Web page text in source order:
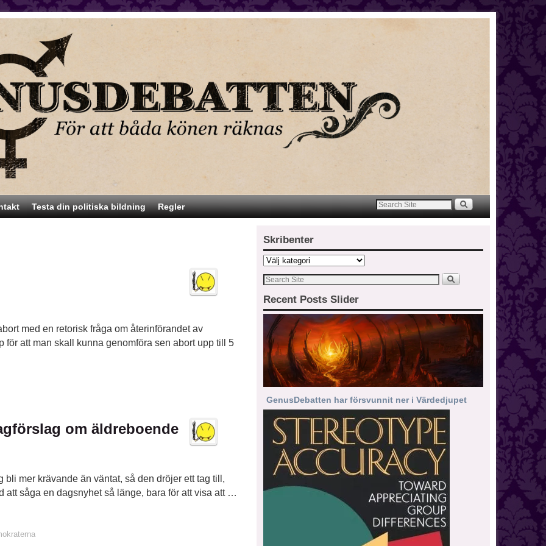
Testa din politiska bildning Regler
med en retorisk fråga om återinförandet av
för att man skall kunna genomföra sen abort upp till 5
om äldreboende
mer krävande än väntat, så den dröjer ett tag till,
att såga en dagsnyhet så länge, bara för att visa att …
Skribenter
Recent Posts Slider
GenusDebatten har försvunnit ner i Värdedjupet